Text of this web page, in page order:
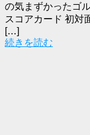
の気まずかったゴ
スコアカード 初対
[…]
続きを読む